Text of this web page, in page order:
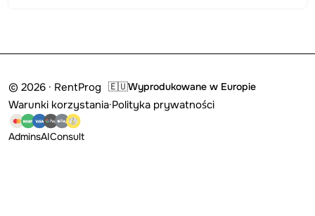
© 2026 · RentProg 🇪🇺Wyprodukowane w Europie
Warunki korzystania·Polityka prywatności
AdminsAIConsult